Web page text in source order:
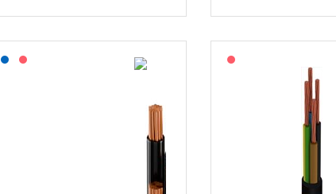
Lagerført: NEK Kabel